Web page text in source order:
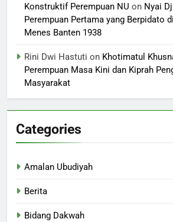
Konstruktif Perempuan NU on Nyai
Perempuan Pertama yang Berpidato
Menes Banten 1938
Rini Dwi Hastuti on Khotimatul
Perempuan Masa Kini dan Kiprah
Masyarakat
Categories
Amalan Ubudiyah
Berita
Bidang Dakwah